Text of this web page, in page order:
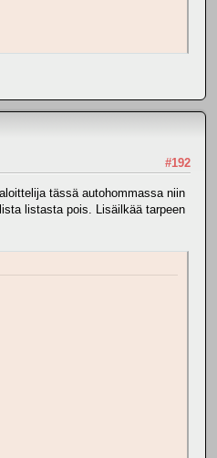
#192
tässä autohommassa niin
listasta pois. Lisäilkää tarpeen